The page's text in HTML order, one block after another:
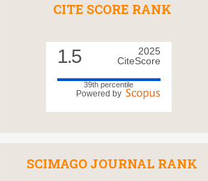
CITE SCORE RANK
1.5
2025
CiteScore
39th percentile
Powered by
SCIMAGO JOURNAL RANK